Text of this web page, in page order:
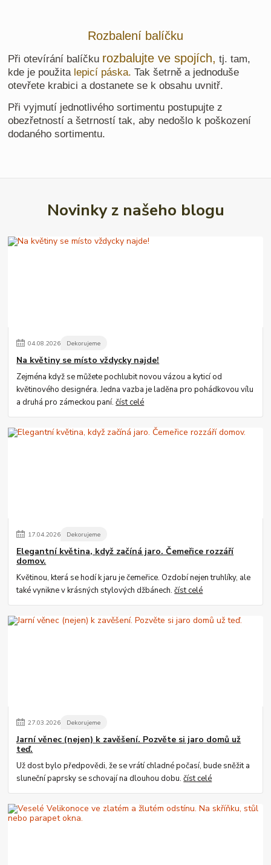
Rozbalení balíčku
Při otevírání balíčku rozbalujte ve spojích, tj. tam,
kde je použita lepicí páska.Tak šetrně a jednoduše
otevřete krabici a dostanete se k obsahu uvnitř.
Při vyjmutí jednotlivého sortimentu postupujte z
obezřetností a šetrností tak, aby nedošlo k poškození
dodaného sortimentu.
Novinky z našeho blogu
04.08.2026 Dekorujeme
Na květiny se místo vždycky najde!
Zejména když se můžete pochlubit novou vázou a kyticí od
květinového designéra. Jedna vazba je laděna pro pohádkovou vílu
a druhá pro zámeckou paní.číst celé
17.04.2026 Dekorujeme
Elegantní květina, když začíná jaro. Čemeřice rozzáří
domov.
Květinou, která se hodí k jaru je čemeřice. Ozdobí nejen truhlíky, ale
také vynikne v krásných stylových džbánech.číst celé
27.03.2026 Dekorujeme
Jarní věnec (nejen) k zavěšení. Pozvěte si jaro domů už
teď.
Už dost bylo předpovědi, že se vrátí chladné počasí, bude sněžit a
sluneční paprsky se schovají na dlouhou dobu.číst celé